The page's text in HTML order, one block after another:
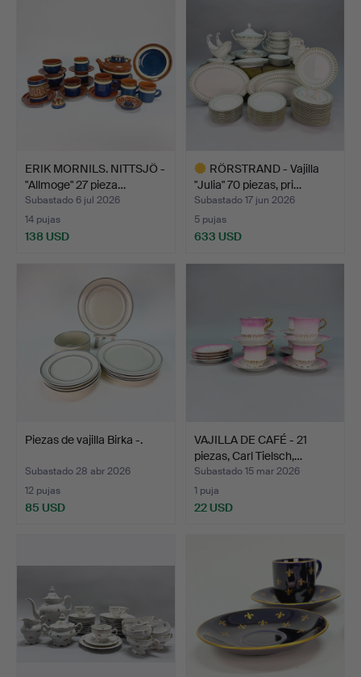
ERIK MORNILS. NITTSJÖ -
"Allmoge" 27 pieza…
Subastado 6 jul 2026
14 pujas
138 USD
RÖRSTRAND - Vajilla
"Julia" 70 piezas, pri…
Subastado 17 jun 2026
5 pujas
633 USD
Piezas de vajilla Birka -.
Subastado 28 abr 2026
12 pujas
85 USD
VAJILLA DE CAFÉ - 21
piezas, Carl Tielsch,…
Subastado 15 mar 2026
1 puja
22 USD